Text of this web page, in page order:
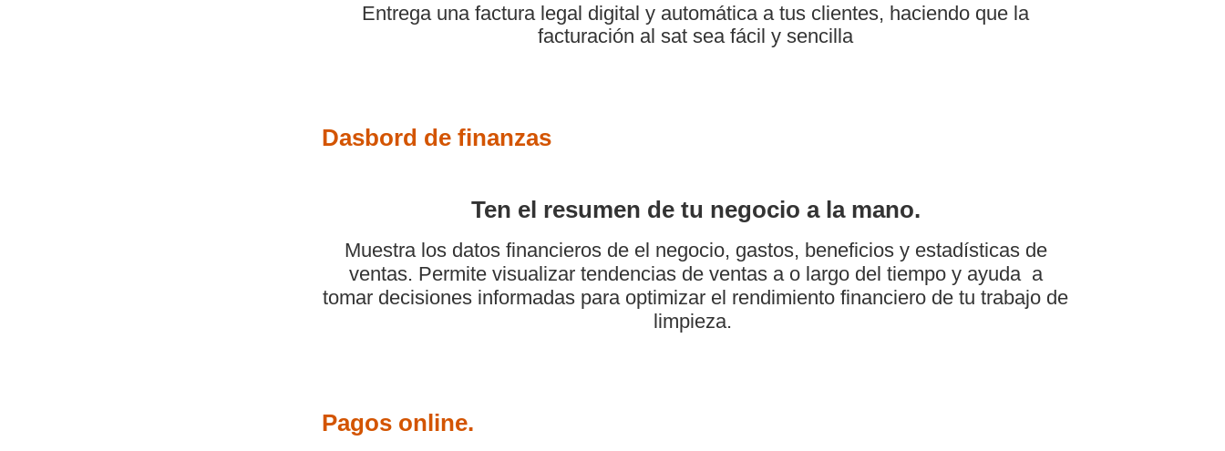
Entrega una factura legal digital y automática a tus clientes, haciendo que la
facturación al sat sea fácil y sencilla
Dasbord de finanzas
Ten el resumen de tu negocio a la mano.
Muestra los datos financieros de el negocio, gastos, beneficios y estadísticas de
ventas. Permite visualizar tendencias de ventas a o largo del tiempo y ayuda a
tomar decisiones informadas para optimizar el rendimiento financiero de tu trabajo de
limpieza.
Pagos online.